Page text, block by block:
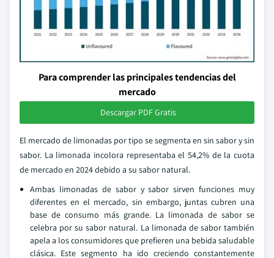
Para comprender las principales tendencias del
mercado
Descargar PDF Gratis
El mercado de limonadas por tipo se segmenta en sin sabor y sin
sabor. La limonada incolora representaba el 54,2% de la cuota
de mercado en 2024 debido a su sabor natural.
Ambas limonadas de sabor y sabor sirven funciones muy
diferentes en el mercado, sin embargo, juntas cubren una
base de consumo más grande. La limonada de sabor se
celebra por su sabor natural. La limonada de sabor también
apela a los consumidores que prefieren una bebida saludable
clásica. Este segmento ha ido creciendo constantemente